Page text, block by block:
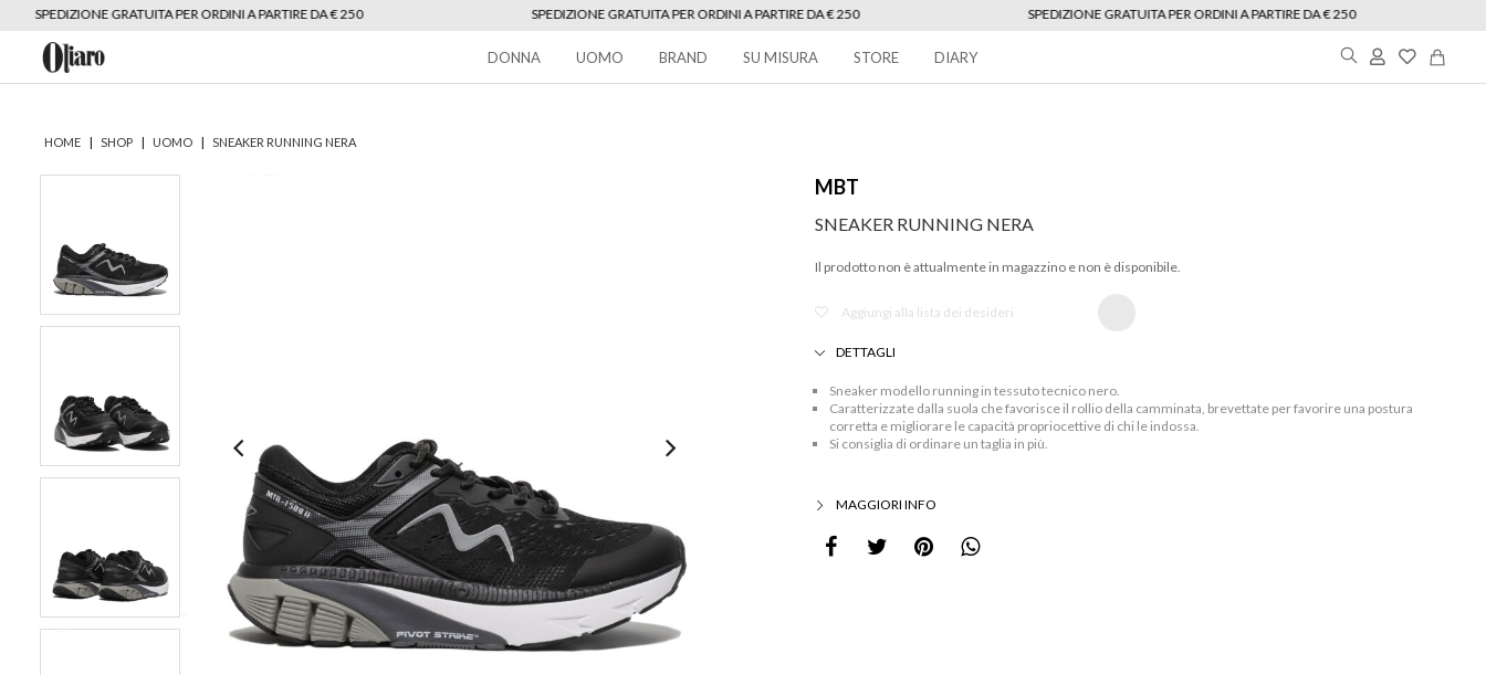
SPEDIZIONE GRATUITA PER ORDINI A PARTIRE DA € 250 SPEDIZIONE GRATUITA PER ORDINI A PARTIRE DA € 250 SPEDIZIONE GRATUITA PER ORDINI A PARTIRE DA € 250
DONNA UOMO BRAND SU MISURA STORE DIARY
My Wishlist
HOME | SHOP | UOMO | SNEAKER RUNNING NERA
MBT
SNEAKER RUNNING NERA
Il prodotto non è attualmente in magazzino e non è disponibile.
Aggiungi alla lista dei desideri
DETTAGLI
Sneaker modello running in tessuto tecnico nero.
Caratterizzate dalla suola che favorisce il rollio della camminata, brevettate per favorire una postura
corretta e migliorare le capacità propriocettive di chi le indossa.
Si consiglia di ordinare un taglia in più.
MAGGIORI INFO